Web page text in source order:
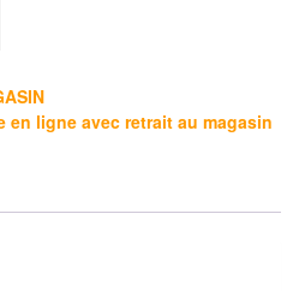
en ligne avec retrait au magasin